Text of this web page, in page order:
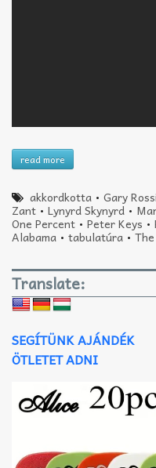
read more
akkordkotta •Gary
Zant • Lynyrd Skynyrd •
One Percent • Peter Keys •
Alabama • tabulatúra •
Translate:
SEGÍTÜNK AJÁNDÉK
ÖTLETET ADNI